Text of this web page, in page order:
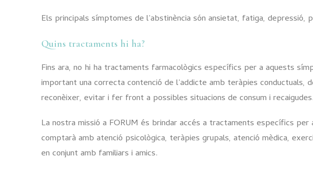
Els principals símptomes de l’abstinència són ansietat, fatiga, depressió,
Quins tractaments hi ha?
Fins ara, no hi ha tractaments farmacològics específics per a aquests
important una correcta contenció de l’addicte amb teràpies conductuals,
reconèixer, evitar i fer front a possibles situacions de consum i recaigudes.
La nostra missió a FORUM és brindar accés a tractaments específics per
comptarà amb atenció psicològica, teràpies grupals, atenció mèdica,
en conjunt amb familiars i amics.